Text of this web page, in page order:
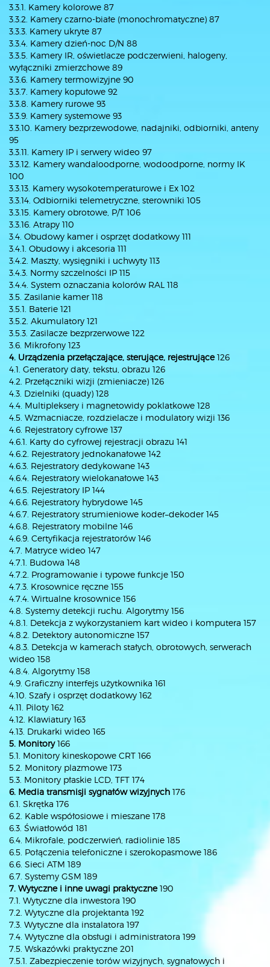
3.3.1. Kamery kolorowe 87
3.3.2. Kamery czarno-białe (monochromatyczne) 87
3.3.3. Kamery ukryte 87
3.3.4. Kamery dzień-noc D/N 88
3.3.5. Kamery IR, oświetlacze podczerwieni, halogeny,
wyłączniki zmierzchowe 89
3.3.6. Kamery termowizyjne 90
3.3.7. Kamery kopułowe 92
3.3.8. Kamery rurowe 93
3.3.9. Kamery systemowe 93
3.3.10. Kamery bezprzewodowe, nadajniki, odbiorniki, anteny
95
3.3.11. Kamery IP i serwery wideo 97
3.3.12. Kamery wandaloodporne, wodoodporne, normy IK
100
3.3.13. Kamery wysokotemperaturowe i Ex 102
3.3.14. Odbiorniki telemetryczne, sterowniki 105
3.3.15. Kamery obrotowe, P/T 106
3.3.16. Atrapy 110
3.4. Obudowy kamer i osprzęt dodatkowy 111
3.4.1. Obudowy i akcesoria 111
3.4.2. Maszty, wysięgniki i uchwyty 113
3.4.3. Normy szczelności IP 115
3.4.4. System oznaczania kolorów RAL 118
3.5. Zasilanie kamer 118
3.5.1. Baterie 121
3.5.2. Akumulatory 121
3.5.3. Zasilacze bezprzerwowe 122
3.6. Mikrofony 123
4. Urządzenia przełączające, sterujące, rejestrujące126
4.1. Generatory daty, tekstu, obrazu 126
4.2. Przełączniki wizji (zmieniacze) 126
4.3. Dzielniki (quady) 128
4.4. Multipleksery i magnetowidy poklatkowe 128
4.5. Wzmacniacze, rozdzielacze i modulatory wizji 136
4.6. Rejestratory cyfrowe 137
4.6.1. Karty do cyfrowej rejestracji obrazu 141
4.6.2. Rejestratory jednokanałowe 142
4.6.3. Rejestratory dedykowane 143
4.6.4. Rejestratory wielokanałowe 143
4.6.5. Rejestratory IP 144
4.6.6. Rejestratory hybrydowe 145
4.6.7. Rejestratory strumieniowe koder–dekoder 145
4.6.8. Rejestratory mobilne 146
4.6.9. Certyfikacja rejestratorów 146
4.7. Matryce wideo 147
4.7.1. Budowa 148
4.7.2. Programowanie i typowe funkcje 150
4.7.3. Krosownice ręczne 155
4.7.4. Wirtualne krosownice 156
4.8. Systemy detekcji ruchu. Algorytmy 156
4.8.1. Detekcja z wykorzystaniem kart wideo i komputera 157
4.8.2. Detektory autonomiczne 157
4.8.3. Detekcja w kamerach stałych, obrotowych, serwerach
wideo 158
4.8.4. Algorytmy 158
4.9. Graficzny interfejs użytkownika 161
4.10. Szafy i osprzęt dodatkowy 162
4.11. Piloty 162
4.12. Klawiatury 163
4.13. Drukarki wideo 165
5. Monitory166
5.1. Monitory kineskopowe CRT 166
5.2. Monitory plazmowe 173
5.3. Monitory płaskie LCD, TFT 174
6. Media transmisji sygnałów wizyjnych 176
6.1. Skrętka 176
6.2. Kable współosiowe i mieszane 178
6.3. Światłowód 181
6.4. Mikrofale, podczerwień, radiolinie 185
6.5. Połączenia telefoniczne i szerokopasmowe 186
6.6. Sieci ATM 189
6.7. Systemy GSM 189
7. Wytyczne i inne uwagi praktyczne190
7.1. Wytyczne dla inwestora 190
7.2. Wytyczne dla projektanta 192
7.3. Wytyczne dla instalatora 197
7.4. Wytyczne dla obsługi i administratora 199
7.5. Wskazówki praktyczne 201
7.5.1. Zabezpieczenie torów wizyjnych, sygnałowych i